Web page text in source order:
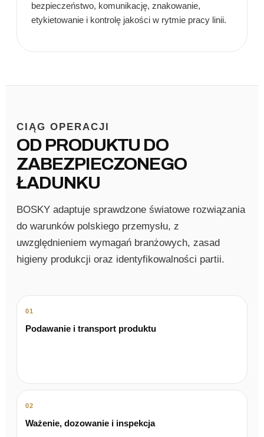
bezpieczeństwo, komunikację, znakowanie,
etykietowanie i kontrolę jakości w rytmie pracy linii.
CIĄG OPERACJI
OD PRODUKTU DO
ZABEZPIECZONEGO
ŁADUNKU
BOSKY adaptuje sprawdzone światowe rozwiązania
do warunków polskiego przemysłu, z
uwzględnieniem wymagań branżowych, zasad
higieny produkcji oraz identyfikowalności partii.
01
Podawanie i transport produktu
02
Ważenie, dozowanie i inspekcja